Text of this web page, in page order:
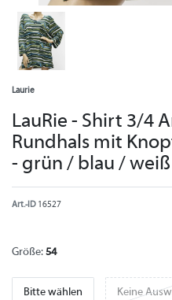
Laurie
LauRie - Shirt 3/4
Rundhals mit
- grün / blau / weiß
Art.-ID 16527
Größe: 54
Bitte wählen Keine